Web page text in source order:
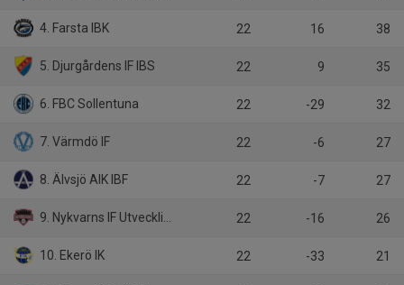
4. Farsta IBK 22 16 38
5. Djurgårdens IF IBS 22 9 35
6. FBC Sollentuna 22 -29 32
7. Värmdö IF 22 -6 27
8. Älvsjö AIK IBF 22 -7 27
9. Nykvarns IF Utveckling 22 -16 26
10. Ekerö IK 22 -33 21